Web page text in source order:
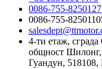
0086-755-
0086-755-
4-ти етаж,
общност
Гуандун, 518108,